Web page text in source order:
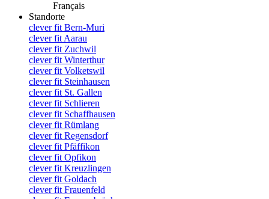
Français
Standorte
clever fit Bern-Muri
clever fit Aarau
clever fit Zuchwil
clever fit Winterthur
clever fit Volketswil
clever fit Steinhausen
clever fit St. Gallen
clever fit Schlieren
clever fit Schaffhausen
clever fit Rümlang
clever fit Regensdorf
clever fit Pfäffikon
clever fit Opfikon
clever fit Kreuzlingen
clever fit Goldach
clever fit Frauenfeld